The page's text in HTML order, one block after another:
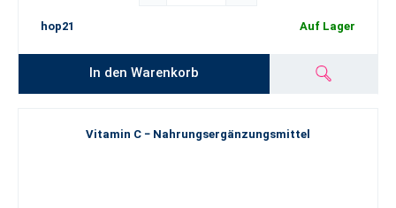
hop21 Auf Lager
In den Warenkorb
Vitamin C − Nahrungsergänzungsmittel